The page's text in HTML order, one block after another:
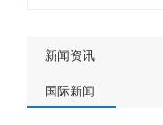
新闻资讯
国际新闻